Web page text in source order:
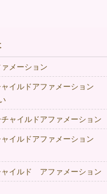
メーション
イルドアファメーション
ャイルドアファメーション
イルドアファメーション
ャイルド アファメーション